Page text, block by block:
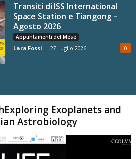
Transiti di ISS International
Space Station e Tiangong –
Agosto 2026
Appuntamenti del Mese
Lara Fossi - 27 Luglio 2026 0
Exoplanets and
Astrobiology